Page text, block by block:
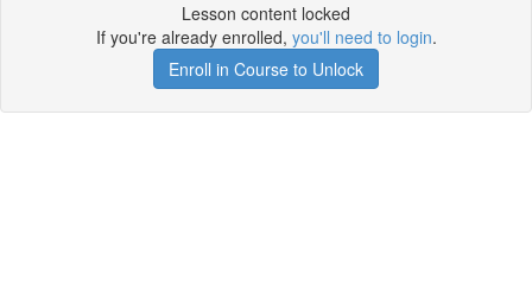
Lesson content locked
If you're already enrolled, you'll need to login.
Enroll in Course to Unlock